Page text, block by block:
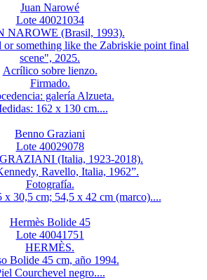
Juan Narowé
Lote 40021034
NAROWE (Brasil, 1993).
something like the Zabriskie point final
scene", 2025.
Acrílico sobre lienzo.
Firmado.
galería Alzueta.
162 x 130 cm....
Benno Graziani
Lote 40029078
(Italia, 1923-2018).
Ravello, Italia, 1962”.
Fotografía.
x 30,5 cm; 54,5 x 42 cm (marco)....
Hermès Bolide 45
Lote 40041751
HERMÈS.
Bolide 45 cm, año 1994.
Courchevel negro....